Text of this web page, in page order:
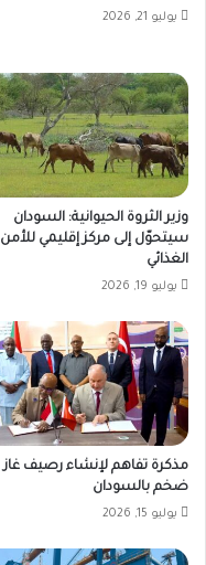
يوليو 21, 2026
وزير الثروة الحيوانية: السودان
سيتحوّل إلى مركز إقليمي للأمن
الغذائي
يوليو 19, 2026
مذكرة تفاهم لإنشاء رصيف غاز
ضخم بالسودان
يوليو 15, 2026